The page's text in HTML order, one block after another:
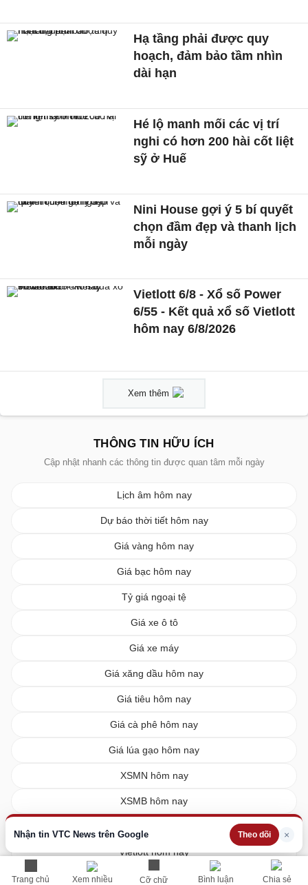
Trang chủ Xem nhiều Cỡ chữ Bình luận Chia sẻ
Nhận tin VTC News trên Google Theo dõi ×
Hạ tầng phải được quy
hoạch, đảm bảo tầm nhìn
dài hạn
Hé lộ manh mối các vị trí
nghi có hơn 200 hài cốt liệt
sỹ ở Huế
Nini House gợi ý 5 bí quyết
chọn đầm đẹp và thanh lịch
mỗi ngày
Vietlott 6/8 - Xổ số Power
6/55 - Kết quả xổ số Vietlott
hôm nay 6/8/2026
Xem thêm
THÔNG TIN HỮU ÍCH
Cập nhật nhanh các thông tin được quan tâm mỗi ngày
Lịch âm hôm nay
Dự báo thời tiết hôm nay
Giá vàng hôm nay
Giá bạc hôm nay
Tỷ giá ngoại tệ
Giá xe ô tô
Giá xe máy
Giá xăng dầu hôm nay
Giá tiêu hôm nay
Giá cà phê hôm nay
Giá lúa gạo hôm nay
XSMN hôm nay
XSMB hôm nay
Vietlott hôm nay